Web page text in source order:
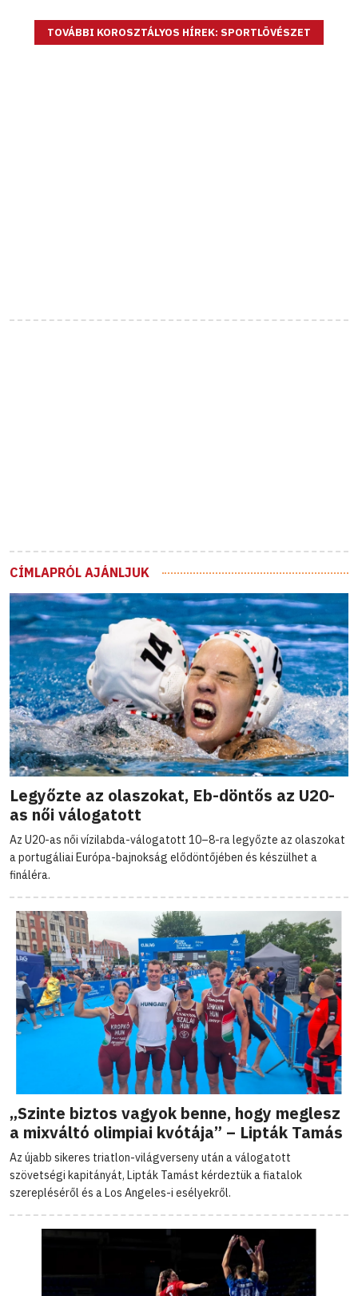
TOVÁBBI KOROSZTÁLYOS HÍREK: SPORTLÖVÉSZET
CÍMLAPRÓL AJÁNLJUK
Legyőzte az olaszokat, Eb-döntős az U20-
as női válogatott
Az U20-as női vízilabda-válogatott 10–8-ra legyőzte az olaszokat
a portugáliai Európa-bajnokság elődöntőjében és készülhet a
fináléra.
„Szinte biztos vagyok benne, hogy meglesz
a mixváltó olimpiai kvótája” – Lipták Tamás
Az újabb sikeres triatlon-világverseny után a válogatott
szövetségi kapitányát, Lipták Tamást kérdeztük a fiatalok
szerepléséről és a Los Angeles-i esélyekről.